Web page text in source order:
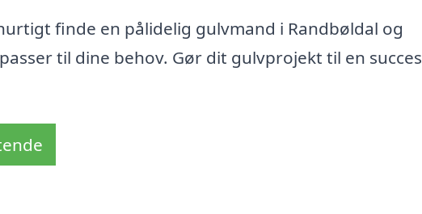
finde en pålidelig gulvmand i Randbøldal og
til dine behov. Gør dit gulvprojekt til en succes